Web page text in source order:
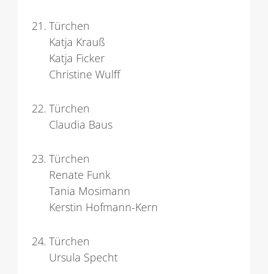
Türchen
Katja Krauß
Katja Ficker
Christine Wulff
Türchen
Claudia Baus
Türchen
Renate Funk
Tania Mosimann
Kerstin Hofmann-Kern
Türchen
Ursula Specht